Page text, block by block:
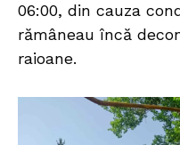
06:00, din cauza
rămâneau încă
raioane.